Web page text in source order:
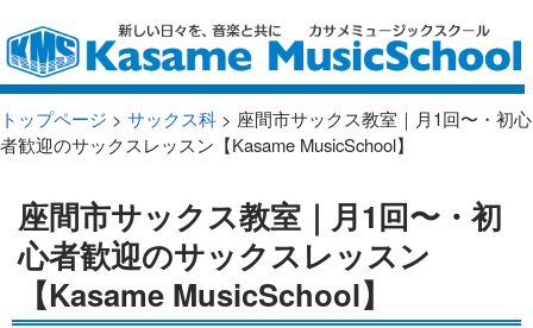
トップページ > サックス科 > 座間市サックス教室｜月1回〜・初心
者歓迎のサックスレッスン【Kasame MusicSchool】
座間市サックス教室｜月1回〜・初
心者歓迎のサックスレッスン
【Kasame MusicSchool】